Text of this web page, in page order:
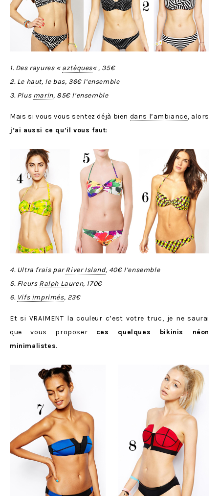
1. Des rayures « aztèques« , 35€
2. Le haut, le bas, 36€ l’ensemble
3. Plus marin, 85€ l’ensemble
Mais si vous vous sentez déjà bien dans l’ambiance, alors
j’ai aussi ce qu’il vous faut:
4. Ultra frais parRiver Island, 40€ l’ensemble
5. Fleurs Ralph Lauren, 170€
6. Vifs imprimés, 23€
Et si VRAIMENT la couleur c’est votre truc, je ne saurai
que vous proposer ces quelques bikinis néon
minimalistes.